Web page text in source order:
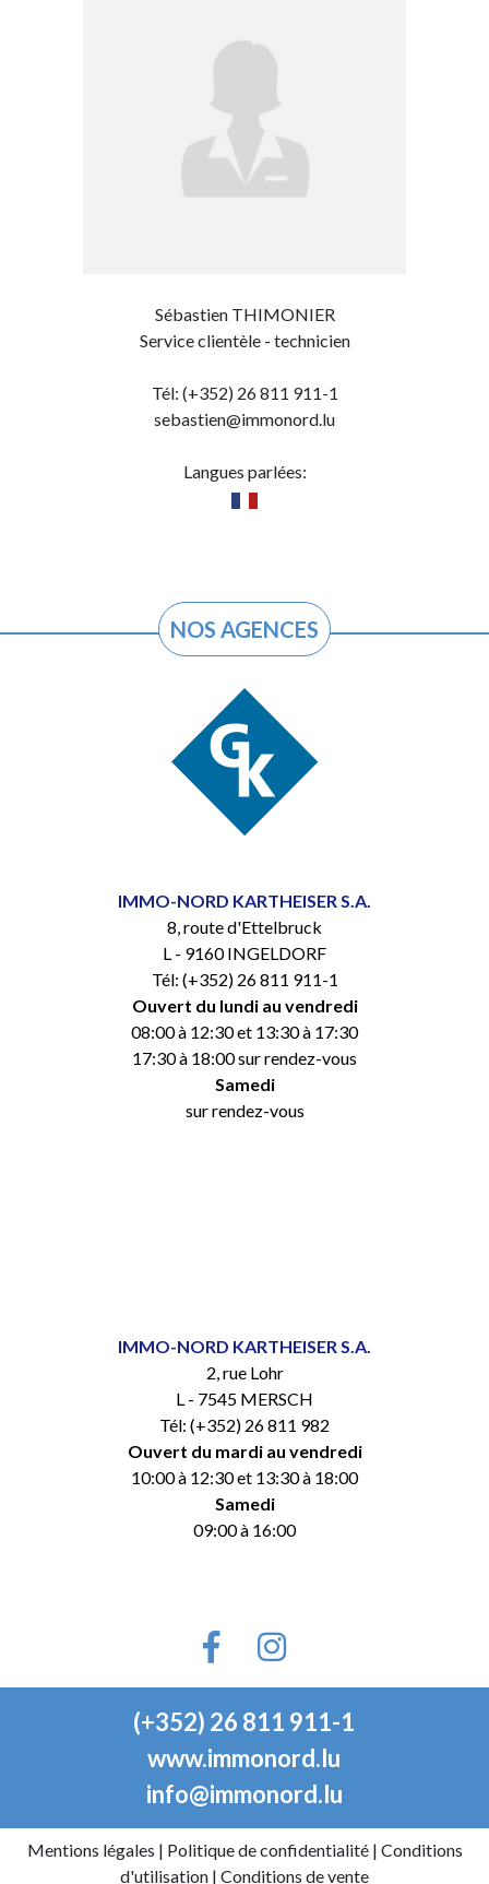
Sébastien THIMONIER
Service clientèle - technicien
Tél: (+352) 26 811 911-1
sebastien@immonord.lu
Langues parlées:
NOS AGENCES
IMMO-NORD KARTHEISER S.A.
8, route d'Ettelbruck
L - 9160 INGELDORF
Tél: (+352) 26 811 911-1
Ouvert du lundi au vendredi
08:00 à 12:30 et 13:30 à 17:30
17:30 à 18:00 sur rendez-vous
Samedi
sur rendez-vous
IMMO-NORD KARTHEISER S.A.
2, rue Lohr
L - 7545 MERSCH
Tél: (+352) 26 811 982
Ouvert du mardi au vendredi
10:00 à 12:30 et 13:30 à 18:00
Samedi
09:00 à 16:00
(+352) 26 811 911-1
www.immonord.lu
info@immonord.lu
Mentions légales | Politique de confidentialité| Conditions
d'utilisation | Conditions de vente